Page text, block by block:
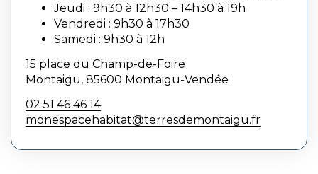
Jeudi : 9h30 à 12h30 – 14h30 à 19h
Vendredi : 9h30 à 17h30
Samedi : 9h30 à 12h
15 place du Champ-de-Foire
Montaigu, 85600 Montaigu-Vendée
02 51 46 46 14
monespacehabitat@terresdemontaigu.fr